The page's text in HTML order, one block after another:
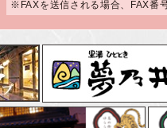
※FAXを送信される場合、FAX番